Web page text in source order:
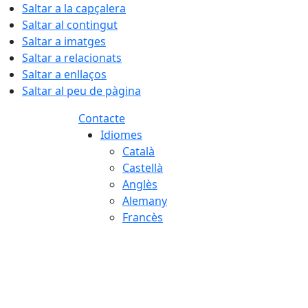
Saltar a la capçalera
Saltar al contingut
Saltar a imatges
Saltar a relacionats
Saltar a enllaços
Saltar al peu de pàgina
Contacte
Idiomes
Català
Castellà
Anglès
Alemany
Francès